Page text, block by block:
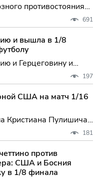
противостояния
за экватор и
мы подводим итоги
уже покинул США,
как Лионель Месси,
691
и вышла в 1/8
и Герцеговину и
сразу в трех
— сборная США
одержав победу
197
США на матч 1/16
Кристиана Пулишича
чемпионата мира по
в стартовый
и Герцеговины. Это
может
181
против
США и Босния
в 1/8 финала